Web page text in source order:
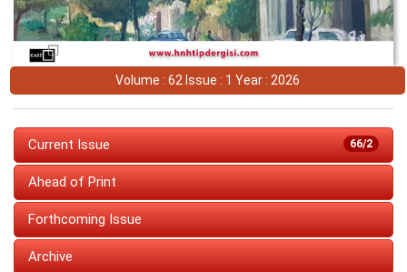
Volume : 62 Issue : 1 Year : 2026
66/2
Current Issue
Ahead of Print
Forthcoming Issue
Archive